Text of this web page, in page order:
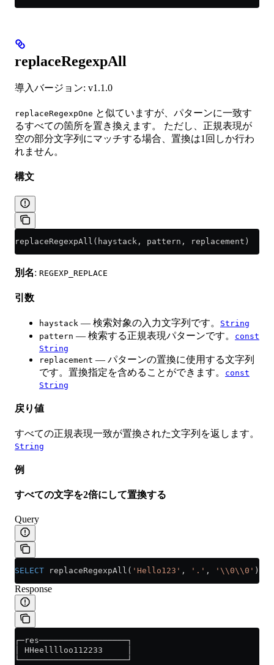
replaceRegexpAll
導入バージョン: v1.1.0
replaceRegexpOne と似ていますが、パターンに一致す
るすべての箇所を置き換えます。 ただし、正規表現が
空の部分文字列にマッチする場合、置換は1回しか行わ
れません。
構文
replaceRegexpAll(haystack, pattern, replacement)
別名: REGEXP_REPLACE
引数
haystack — 検索対象の入力文字列です。
String
pattern — 検索する正規表現パターンです。
const
String
replacement — パターンの置換に使用する文字列
です。置換指定を含めることができます。
const
String
戻り値
すべての正規表現一致が置換された文字列を返します。
String
例
すべての文字を2倍にして置換する
Query
SELECT replaceRegexpAll( 'Hello123' , '.' , '\\0\\0' )
Response
┌─res──────────────────┐
│ HHeelllloo112233     │
└──────────────────────┘